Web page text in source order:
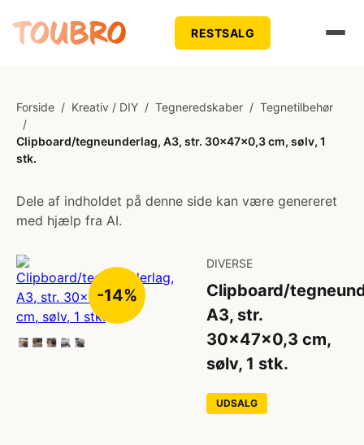
RESTSALG
Forside / Kreativ / DIY / Tegneredskaber / Tegnetilbehør
/
Clipboard/tegneunderlag, A3, str. 30x47x0,3 cm, sølv, 1
stk.
Dele af indholdet på denne side kan være genereret
med hjælp fra AI.
-14%
DIVERSE
Clipboard/
A3, str.
30x47x0,3 cm,
sølv, 1 stk.
UDSALG